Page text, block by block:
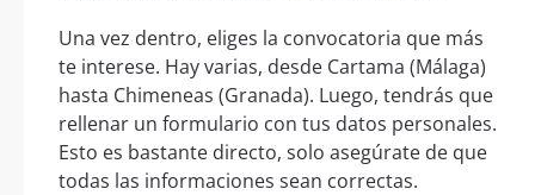
Una vez dentro, eliges la convocatoria que más
te interese. Hay varias, desde Cartama (Málaga)
hasta Chimeneas (Granada). Luego, tendrás que
rellenar un formulario con tus datos personales.
Esto es bastante directo, solo asegúrate de que
todas las informaciones sean correctas.